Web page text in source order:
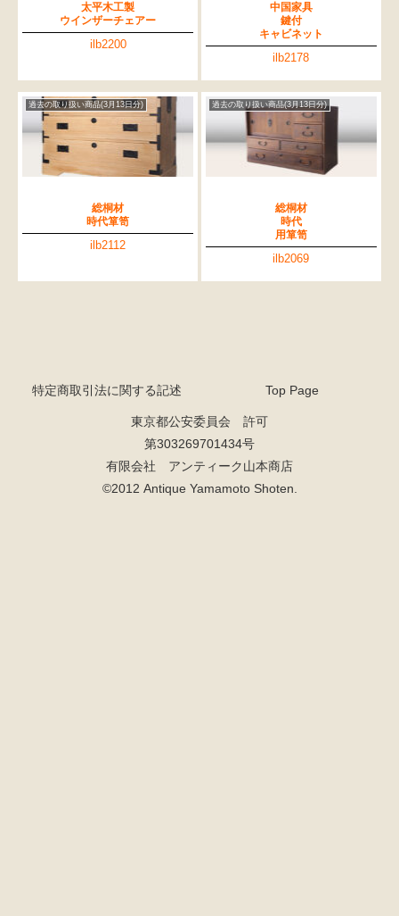
太平木工製
ウインザーチェアー
ilb2200
中国家具
鍵付
キャビネット
ilb2178
過去の取り扱い商品(3月13日分)
総桐材
時代箪笥
ilb2112
過去の取り扱い商品(3月13日分)
総桐材
時代
用箪笥
ilb2069
特定商取引法に関する記述 Top Page
東京都公安委員会 許可
第303269701434号
有限会社 アンティーク山本商店
©2012 Antique Yamamoto Shoten.